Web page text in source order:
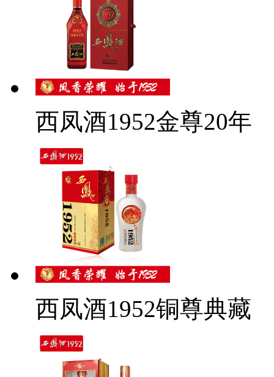
西凤酒1952金尊20年
西凤酒1952铜尊典藏